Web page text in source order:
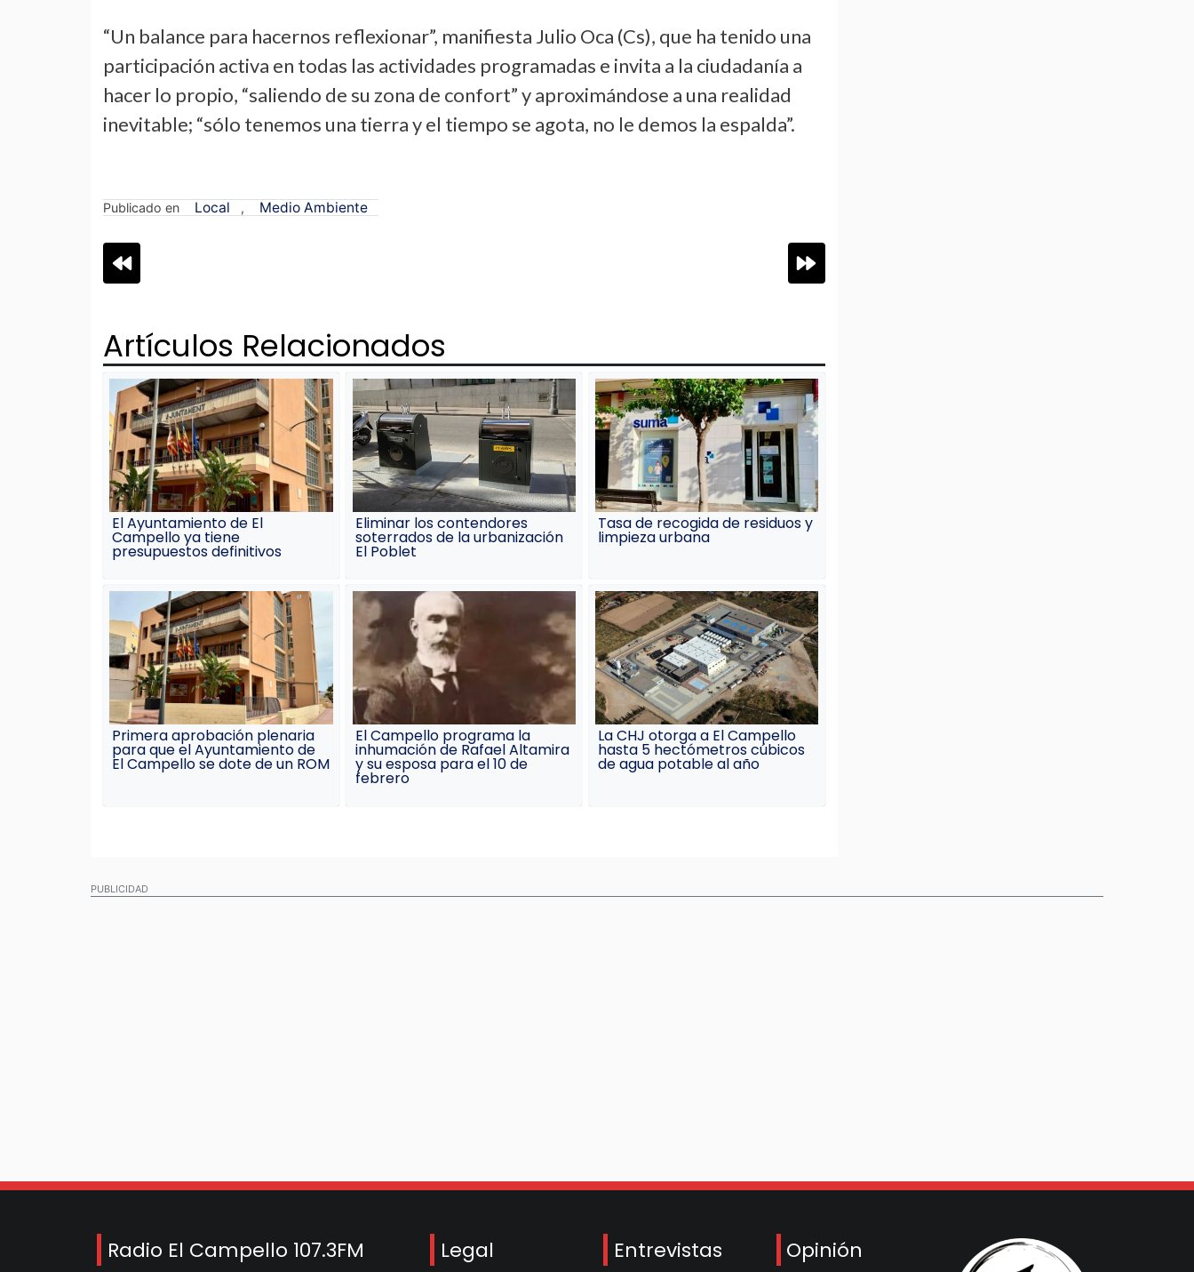
“Un balance para hacernos reflexionar”, manifiesta Julio Oca (Cs), que ha tenido una
participación activa en todas las actividades programadas e invita a la ciudadanía a
hacer lo propio, “saliendo de su zona de confort” y aproximándose a una realidad
inevitable; “sólo tenemos una tierra y el tiempo se agota, no le demos la espalda”.
Publicado en Local , Medio Ambiente
Navegación
de
entradas
Artículos Relacionados
El Ayuntamiento de El
Campello ya tiene
presupuestos definitivos
Eliminar los contendores
soterrados de la urbanización
El Poblet
Tasa de recogida de residuos y
limpieza urbana
Primera aprobación plenaria
para que el Ayuntamiento de
El Campello se dote de un ROM
El Campello programa la
inhumación de Rafael Altamira
y su esposa para el 10 de
febrero
La CHJ otorga a El Campello
hasta 5 hectómetros cúbicos
de agua potable al año
PUBLICIDAD
Radio El Campello 107.3FM Legal Entrevistas Opinión